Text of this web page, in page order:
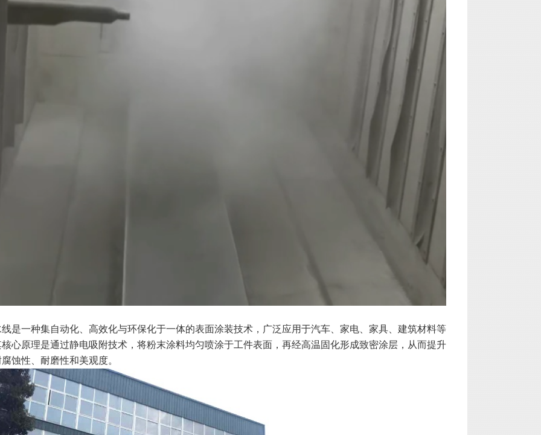
是一种集自动化、高效化与环保化于一体的表面涂装技术，广泛应用于汽车、家电、家具、建筑材料等
心原理是通过静电吸附技术，将粉末涂料均匀喷涂于工件表面，再经高温固化形成致密涂层，从而提升
蚀性、耐磨性和美观度。